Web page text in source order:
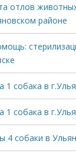
отлов
районе
1 собака в
1 собака в
4 собаки в